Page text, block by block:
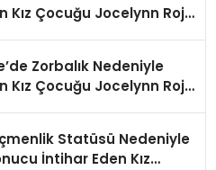
Kız Çocuğu Jocelynn Rojo
Zorbalık Nedeniyle
Kız Çocuğu Jocelynn Rojo
Statüsü Nedeniyle
İntihar Eden Kız